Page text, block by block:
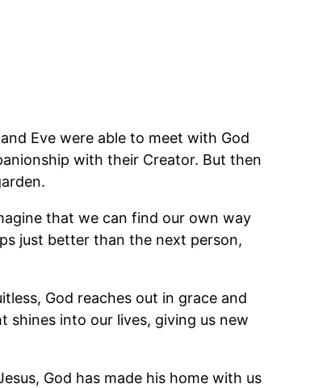
Eve were able to meet with God
with their Creator. But then
that we can find our own way
just better than the next person,
God reaches out in grace and
shines into our lives, giving us new
God has made his home with us